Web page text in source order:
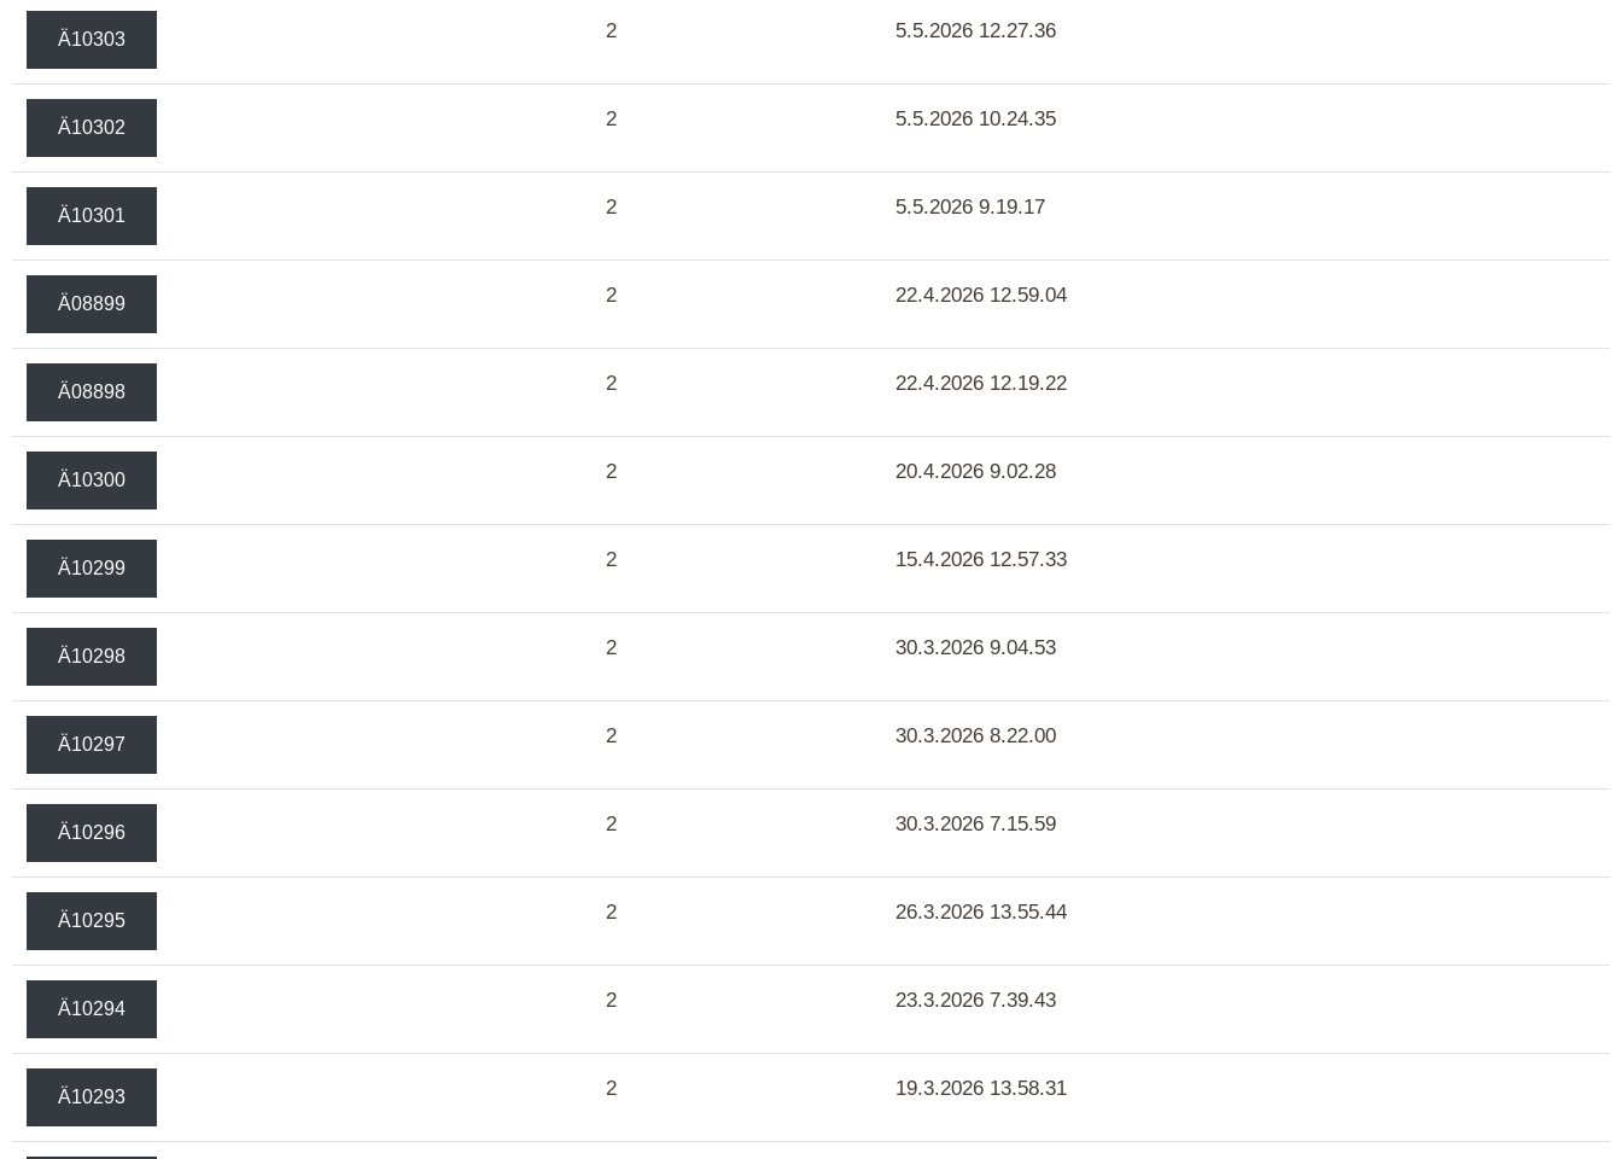
Ä10303 2 5.5.2026 12.27.36
Ä10302 2 5.5.2026 10.24.35
Ä10301 2 5.5.2026 9.19.17
Ä08899 2 22.4.2026 12.59.04
Ä08898 2 22.4.2026 12.19.22
Ä10300 2 20.4.2026 9.02.28
Ä10299 2 15.4.2026 12.57.33
Ä10298 2 30.3.2026 9.04.53
Ä10297 2 30.3.2026 8.22.00
Ä10296 2 30.3.2026 7.15.59
Ä10295 2 26.3.2026 13.55.44
Ä10294 2 23.3.2026 7.39.43
Ä10293 2 19.3.2026 13.58.31